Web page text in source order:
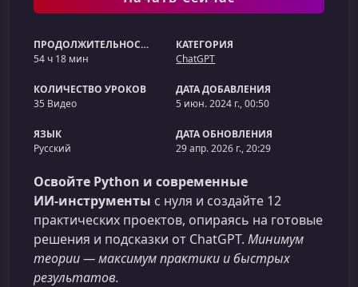
ПРОДОЛЖИТЕЛЬНОСТЬ
54 ч 18 мин
КАТЕГОРИЯ
ChatGPT
КОЛИЧЕСТВО УРОКОВ
35 Видео
ДАТА ДОБАВЛЕНИЯ
5 июн. 2024 г., 00:50
ЯЗЫК
Русский
ДАТА ОБНОВЛЕНИЯ
29 апр. 2026 г., 20:29
Освойте Python и современные
ИИ‑инструменты с нуля и создайте 12
практических проектов, опираясь на готовые
решения и подсказки от ChatGPT. Минимум
теории — максимум практики и быстрых
результатов.